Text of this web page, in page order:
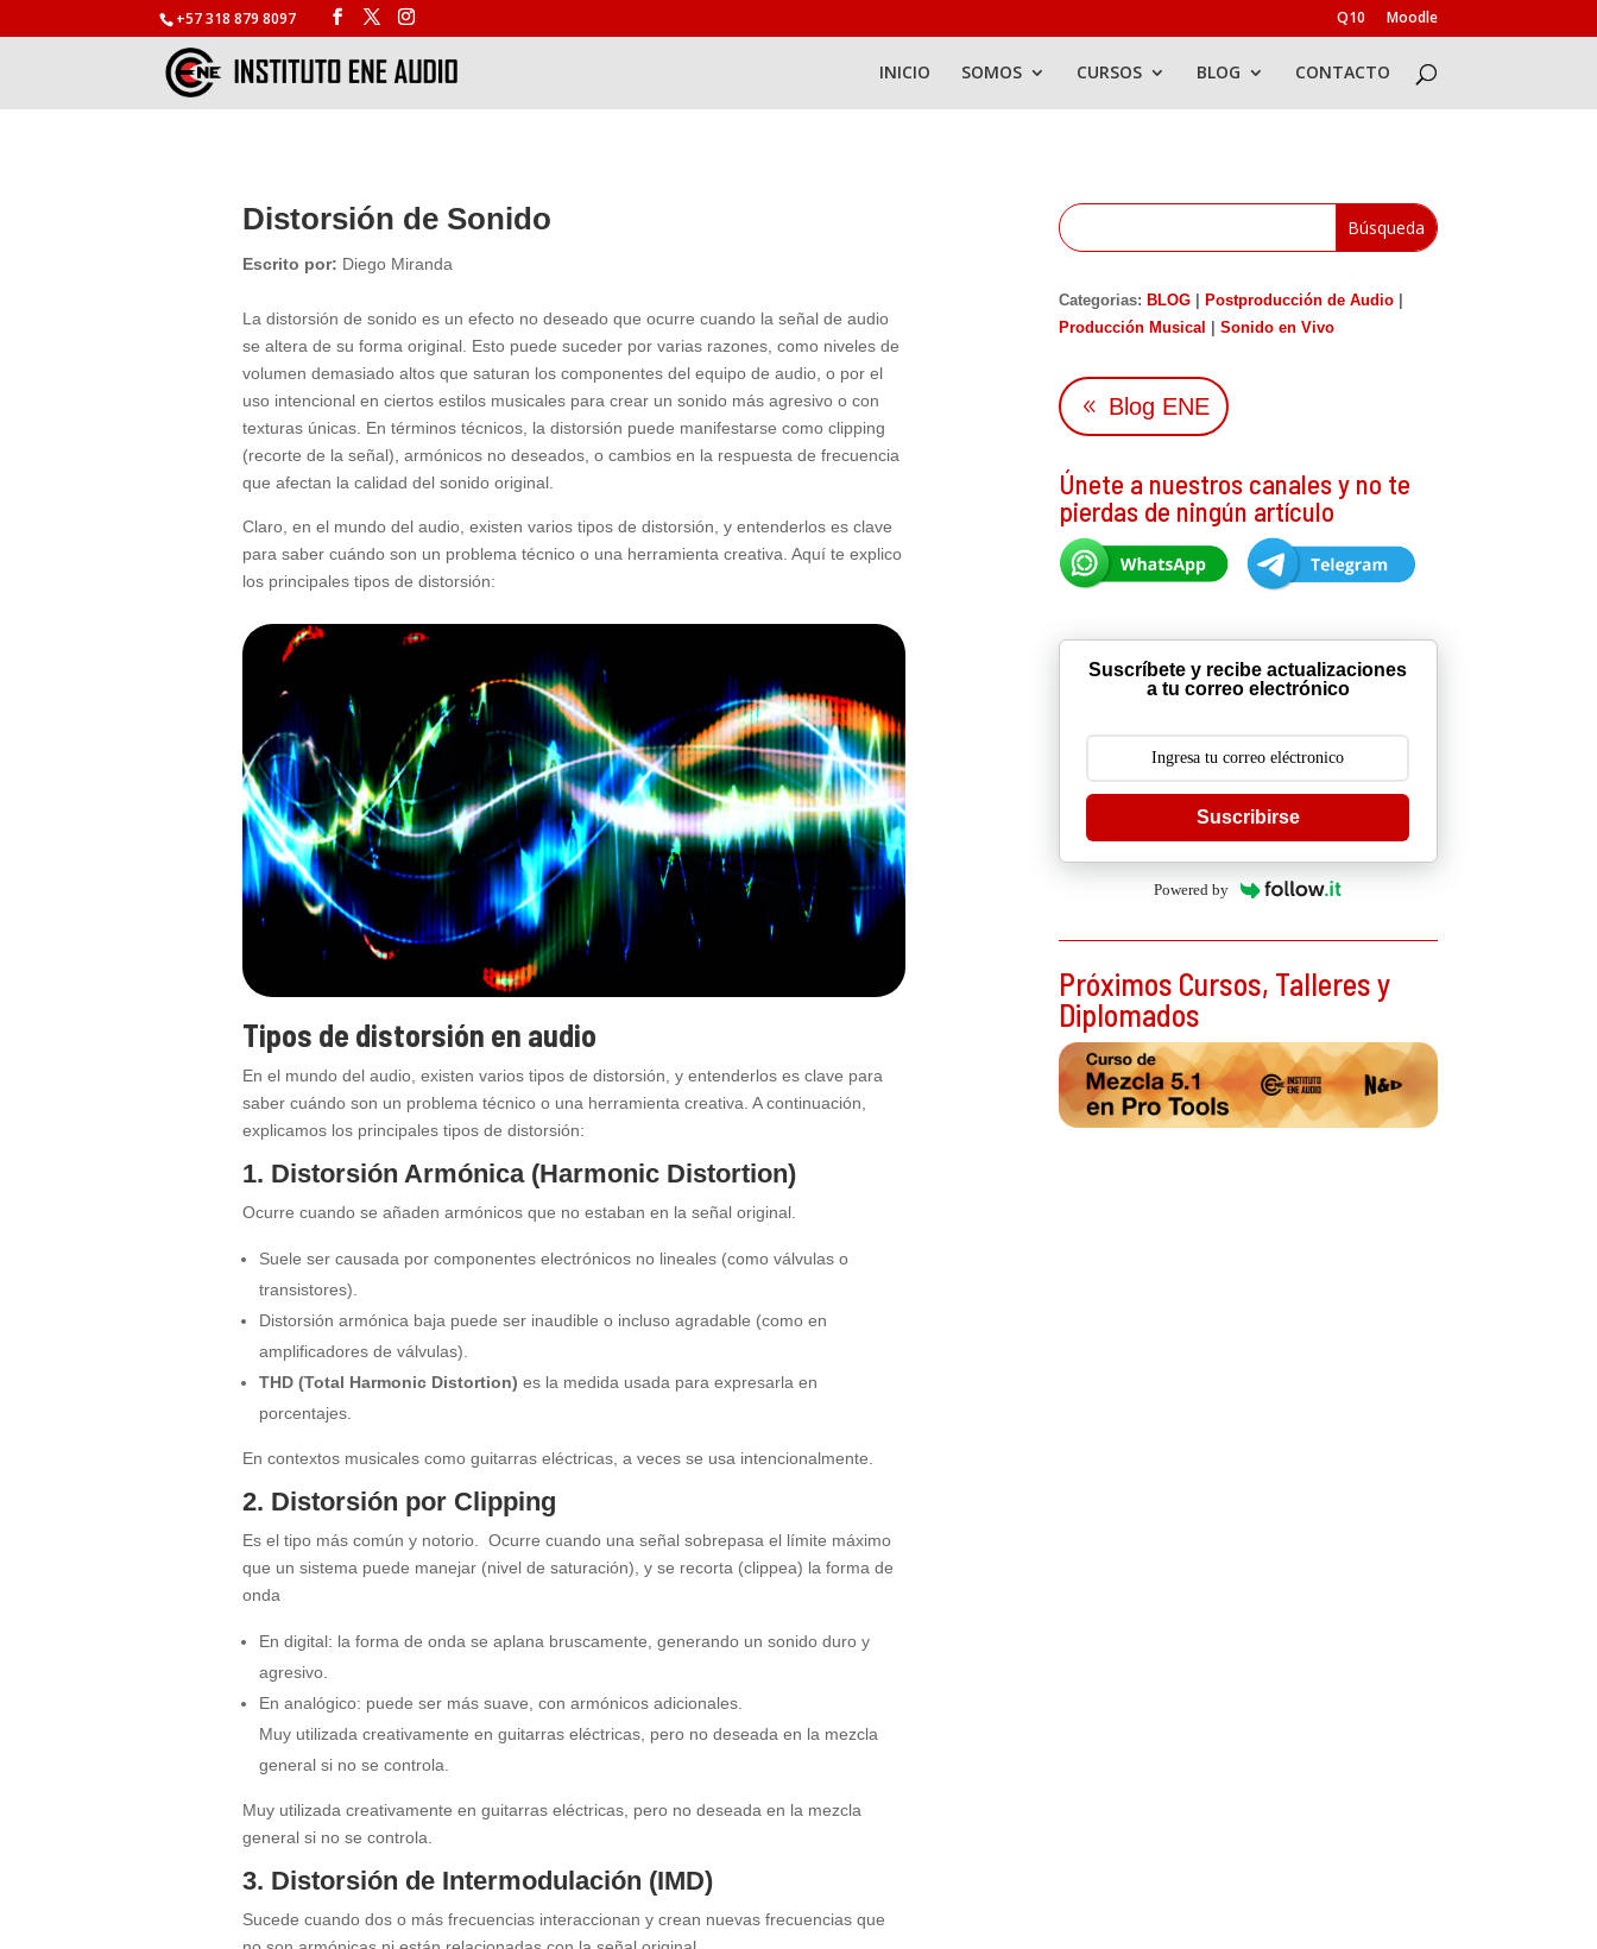
+57 318 879 8097 Q10 Moodle
INICIO SOMOS CURSOS BLOG CONTACTO
Distorsión de Sonido
Escrito por: Diego Miranda
La distorsión de sonido es un efecto no deseado que ocurre cuando la señal de audio
se altera de su forma original. Esto puede suceder por varias razones, como niveles de
volumen demasiado altos que saturan los componentes del equipo de audio, o por el
uso intencional en ciertos estilos musicales para crear un sonido más agresivo o con
texturas únicas. En términos técnicos, la distorsión puede manifestarse como clipping
(recorte de la señal), armónicos no deseados, o cambios en la respuesta de frecuencia
que afectan la calidad del sonido original.
Claro, en el mundo del audio, existen varios tipos de distorsión, y entenderlos es clave
para saber cuándo son un problema técnico o una herramienta creativa. Aquí te explico
los principales tipos de distorsión:
Tipos de distorsión en audio
En el mundo del audio, existen varios tipos de distorsión, y entenderlos es clave para
saber cuándo son un problema técnico o una herramienta creativa. A continuación,
explicamos los principales tipos de distorsión:
1. Distorsión Armónica (Harmonic Distortion)
Ocurre cuando se añaden armónicos que no estaban en la señal original.
Suele ser causada por componentes electrónicos no lineales (como válvulas o
transistores).
Distorsión armónica baja puede ser inaudible o incluso agradable (como en
amplificadores de válvulas).
THD (Total Harmonic Distortion) es la medida usada para expresarla en
porcentajes.
En contextos musicales como guitarras eléctricas, a veces se usa intencionalmente.
2. Distorsión por Clipping
Es el tipo más común y notorio. Ocurre cuando una señal sobrepasa el límite máximo
que un sistema puede manejar (nivel de saturación), y se recorta (clippea) la forma de
onda
En digital: la forma de onda se aplana bruscamente, generando un sonido duro y
agresivo.
En analógico: puede ser más suave, con armónicos adicionales.
Muy utilizada creativamente en guitarras eléctricas, pero no deseada en la mezcla
general si no se controla.
Muy utilizada creativamente en guitarras eléctricas, pero no deseada en la mezcla
general si no se controla.
3. Distorsión de Intermodulación (IMD)
Sucede cuando dos o más frecuencias interaccionan y crean nuevas frecuencias que
Categorias: BLOG| Postproducción de Audio|
Producción Musical
Sonido en Vivo
Blog ENE
Únete a nuestros canales y no te
pierdas de ningún artículo
Suscríbete y recibe actualizaciones
a tu correo electrónico
Suscribirse
Powered by
Próximos Cursos, Talleres y
Diplomados